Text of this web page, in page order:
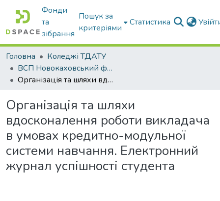
Фонди
та
зібрання
Пошук за
критеріями
Статистика
Головна
Коледжі ТДАТУ
ВСП Новокаховський фаховий коледж ТДАТУ
Організація та шляхи вдосконалення роботи викладача в умовах кредитно-модульної системи навчання. Електронний журнал успішності студента
Організація та шляхи
вдосконалення роботи викладача
в умовах кредитно-модульної
системи навчання. Електронний
журнал успішності студента